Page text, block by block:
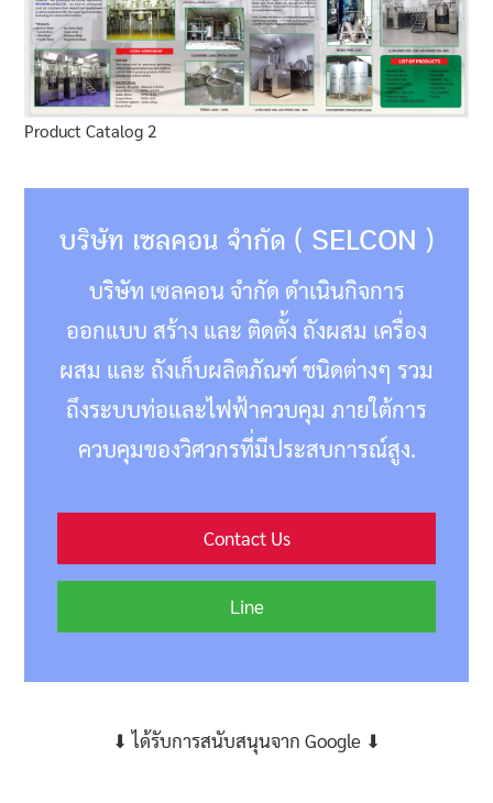
Product Catalog 2
บริษัท เซลคอน จำกัด ( SELCON )
บริษัท เซลคอน จำกัด ดำเนินกิจการ
ออกแบบ สร้าง และ ติดตั้ง ถังผสม เครื่อง
ผสม และ ถังเก็บผลิตภัณฑ์ ชนิดต่างๆ รวม
ถึงระบบท่อและไฟฟ้าควบคุม ภายใต้การ
ควบคุมของวิศวกรที่มีประสบการณ์สูง.
Contact Us
Line
⬇ ได้รับการสนับสนุนจาก Google ⬇